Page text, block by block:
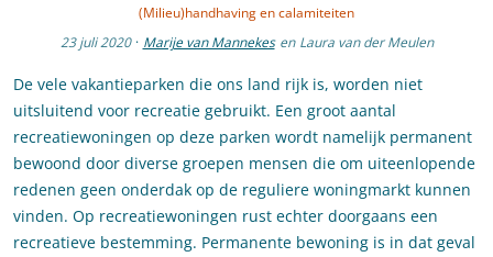
(Milieu)handhaving en calamiteiten
23 juli 2020 · Marije van Mannekes en Laura van der Meulen
De vele vakantieparken die ons land rijk is, worden niet
uitsluitend voor recreatie gebruikt. Een groot aantal
recreatiewoningen op deze parken wordt namelijk permanent
bewoond door diverse groepen mensen die om uiteenlopende
redenen geen onderdak op de reguliere woningmarkt kunnen
vinden. Op recreatiewoningen rust echter doorgaans een
recreatieve bestemming. Permanente bewoning is in dat geval